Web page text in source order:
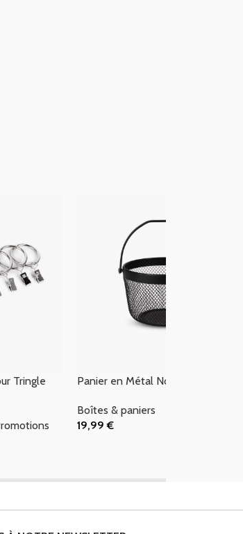
Tringle
Panier en Métal Noir ALL BLACK
Boîtes & paniers
19,99€